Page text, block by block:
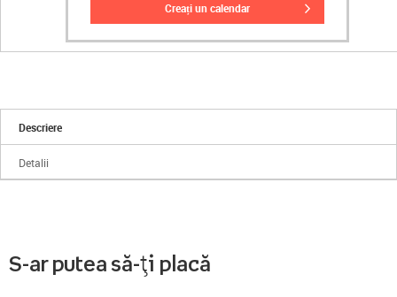
creați un calendar
Descriere
Detalii
S-ar putea să-ți placă